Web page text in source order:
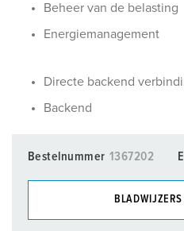
Beheer van de belasting
Energiemanagement
Directe backend
Backend
Bestelnummer 1367202